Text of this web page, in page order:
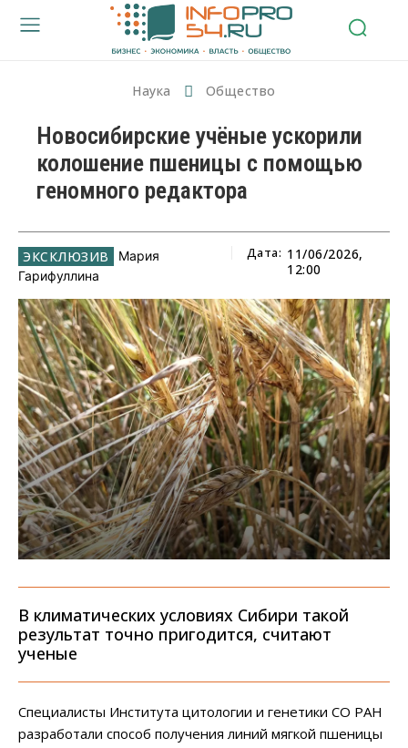
Наука Общество
Новосибирские учёные ускорили
колошение пшеницы с помощью
геномного редактора
Мария
Гарифуллина
Дата: 11/06/2026,
12:00
В климатических условиях Сибири такой
результат точно пригодится, считают
ученые
Специалисты Института цитологии и генетики СО РАН
разработали способ получения линий мягкой пшеницы